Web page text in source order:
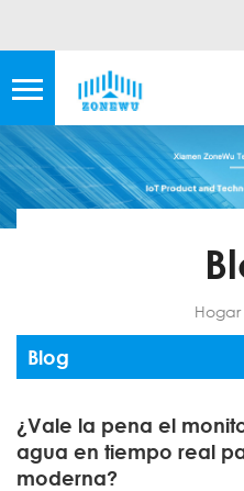
Hogar
Blog
¿Vale la pena el
agua en tiempo real
moderna?